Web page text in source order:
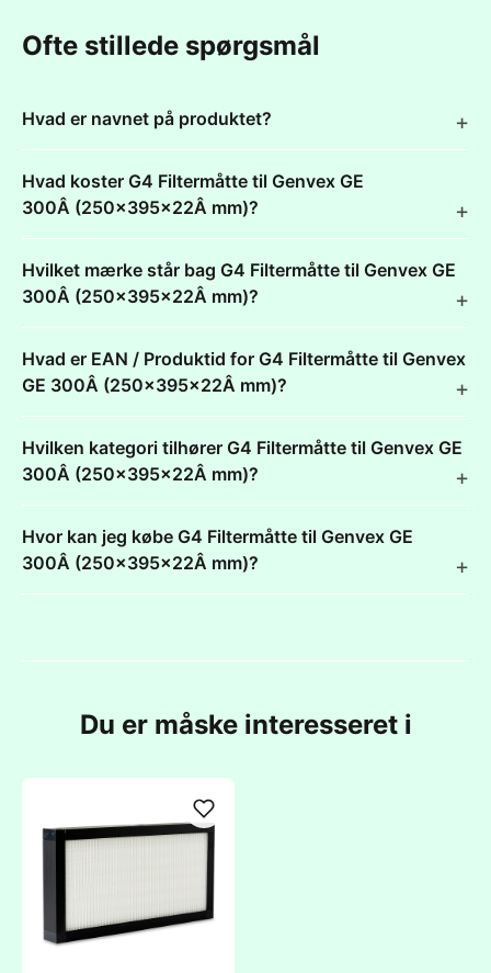
Ofte stillede spørgsmål
Hvad er navnet på produktet?
Hvad koster G4 Filtermåtte til Genvex GE
300Â (250x395x22Â mm)?
Hvilket mærke står bag G4 Filtermåtte til Genvex GE
300Â (250x395x22Â mm)?
Hvad er EAN / Produktid for G4 Filtermåtte til Genvex
GE 300Â (250x395x22Â mm)?
Hvilken kategori tilhører G4 Filtermåtte til Genvex GE
300Â (250x395x22Â mm)?
Hvor kan jeg købe G4 Filtermåtte til Genvex GE
300Â (250x395x22Â mm)?
Du er måske interesseret i